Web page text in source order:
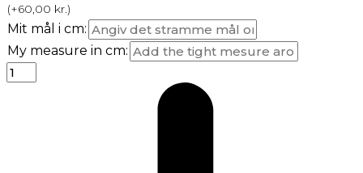
(+60,00 kr.)
Mit mål i cm:
My measure in cm: